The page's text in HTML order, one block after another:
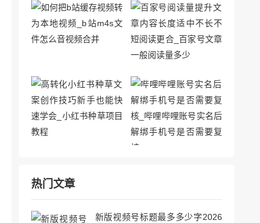
热门文章
新版视频号标题最多多少字2026